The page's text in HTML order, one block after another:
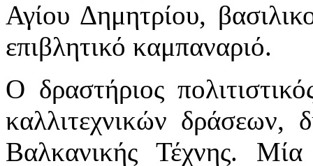
Αγίου Δημητρίου,
επιβλητικό καμπαναριό.
Ο δραστήριος
καλλιτεχνικών δράσεων,
Βαλκανικής Τέχνης.